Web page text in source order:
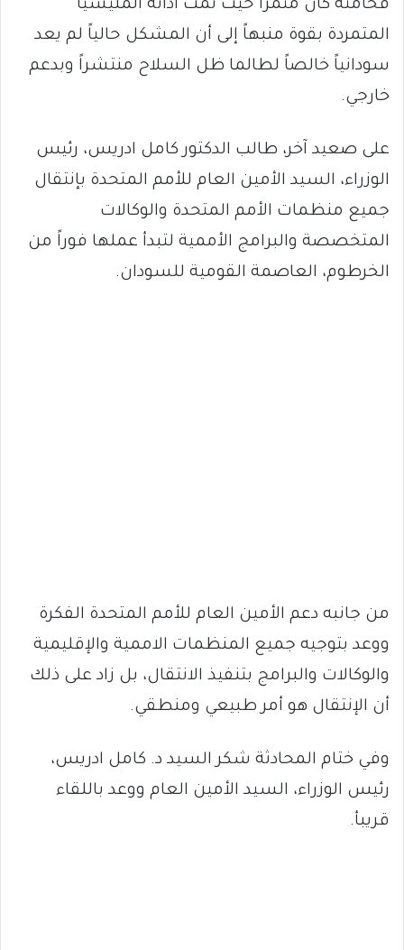
فخامتة كان مثمراً حيث تمت ادانة المليشيا
المتمردة بقوة منبهاً إلى أن المشكل حالياً لم يعد
سودانياً خالصاً لطالما ظل السلاح منتشراً وبدعم
خارجي.
على صعيد آخر، طالب الدكتور كامل ادريس، رئيس
الوزراء، السيد الأمين العام للأمم المتحدة بإنتقال
جميع منظمات الأمم المتحدة والوكالات
المتخصصة والبرامج الأممية لتبدأ عملها فوراً من
الخرطوم، العاصمة القومية للسودان.
من جانبه دعم الأمين العام للأمم المتحدة الفكرة
ووعد بتوجيه جميع المنظمات الاممية والإقليمية
والوكالات والبرامج بتنفيذ الانتقال، بل زاد على ذلك
أن الإنتقال هو أمر طبيعي ومنطقي.
وفي ختام المحادثة شكر السيد د. كامل ادريس،
رئيس الوزراء، السيد الأمين العام ووعد باللقاء
قريبأ.